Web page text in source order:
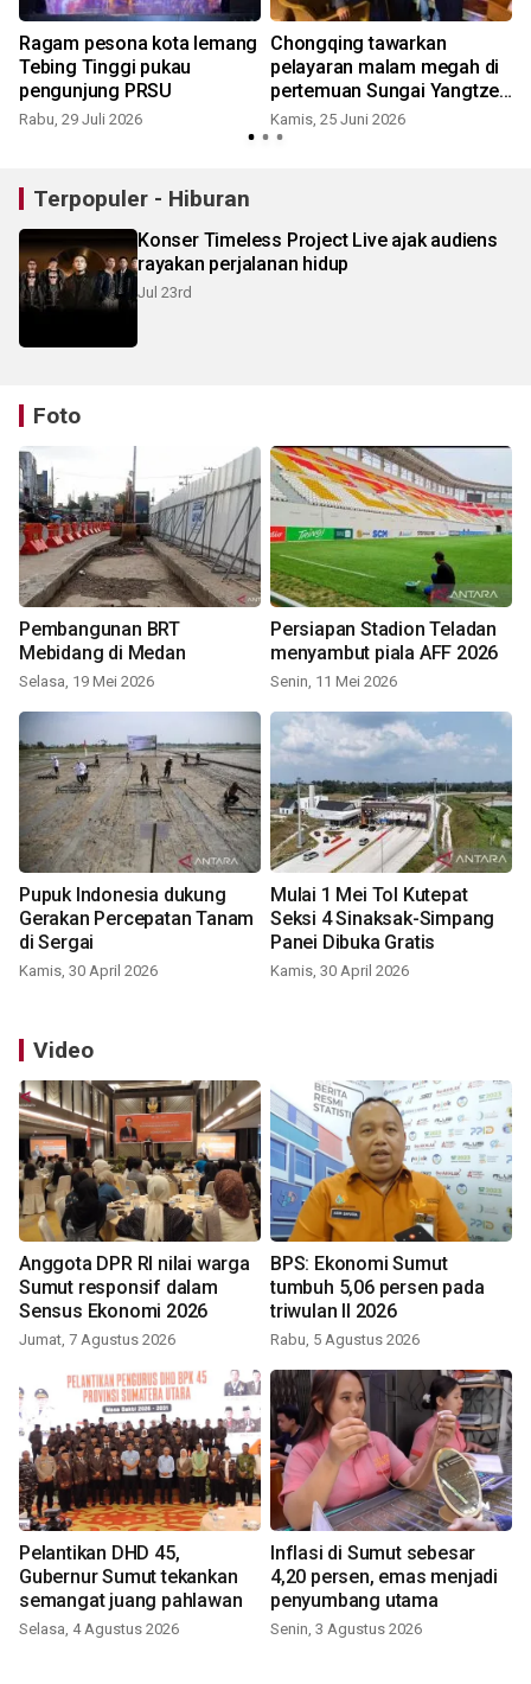
Ragam pesona kota lemang
Tebing Tinggi pukau
pengunjung PRSU
Rabu, 29 Juli 2026
Chongqing tawarkan
pelayaran malam megah di
pertemuan Sungai Yangtze-
Jialing
Kamis, 25 Juni 2026
Terpopuler - Hiburan
Konser Timeless Project Live ajak audiens
rayakan perjalanan hidup
Jul 23rd
Foto
Pembangunan BRT
Mebidang di Medan
Selasa, 19 Mei 2026
Persiapan Stadion Teladan
menyambut piala AFF 2026
Senin, 11 Mei 2026
Pupuk Indonesia dukung
Gerakan Percepatan Tanam
di Sergai
Kamis, 30 April 2026
Mulai 1 Mei Tol Kutepat
Seksi 4 Sinaksak-Simpang
Panei Dibuka Gratis
Kamis, 30 April 2026
Video
Anggota DPR RI nilai warga
Sumut responsif dalam
Sensus Ekonomi 2026
Jumat, 7 Agustus 2026
BPS: Ekonomi Sumut
tumbuh 5,06 persen pada
triwulan II 2026
Rabu, 5 Agustus 2026
Pelantikan DHD 45,
Gubernur Sumut tekankan
semangat juang pahlawan
Selasa, 4 Agustus 2026
Inflasi di Sumut sebesar
4,20 persen, emas menjadi
penyumbang utama
Senin, 3 Agustus 2026